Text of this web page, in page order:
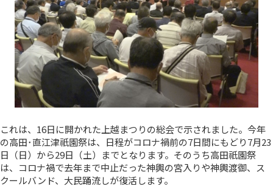
これは、16日に開かれた上越まつりの総会で示されました。今年
の高田･直江津祇園祭は、日程がコロナ禍前の7日間にもどり7月23
日（日）から29日（土）までとなります。そのうち高田祇園祭
は、コロナ禍で去年まで中止だった神輿の宮入りや神輿渡御、ス
クールバンド、大民踊流しが復活します。